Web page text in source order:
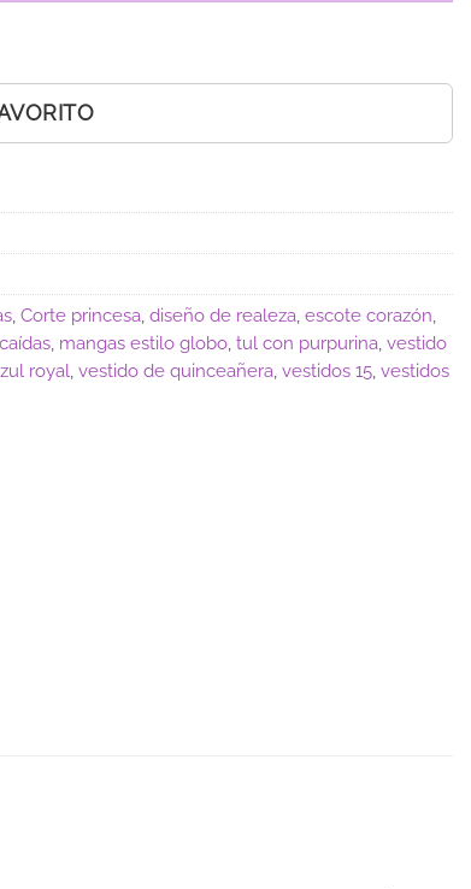
Corte princesa diseño de realeza escote corazón
mangas estilo globo tul con purpurina vestido
royal vestido de quinceañera vestidos 15 vestidos